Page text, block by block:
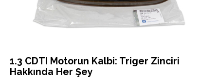
1.3 CDTI Motorun Kalbi: Triger Zinciri
Hakkında Her Şey